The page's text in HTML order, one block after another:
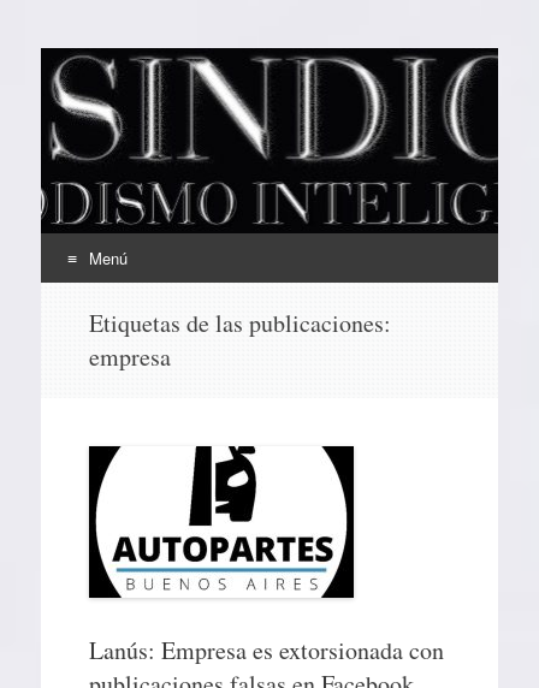
EL SINDICAL
Periodismo Inteligente
Menú
contenido
Etiquetas de las publicaciones:
empresa
Lanús: Empresa es extorsionada con